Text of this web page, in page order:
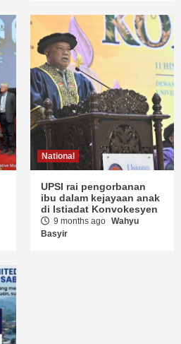
National
UPSI rai pengorbanan
ibu dalam kejayaan anak
di Istiadat Konvokesyen
9 months ago Wahyu
Basyir